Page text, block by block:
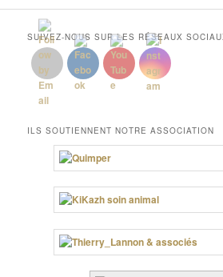
SUIVEZ-NOUS SUR LES RÉSEAUX
ILS SOUTIENNENT NOTRE ASSOCIATION